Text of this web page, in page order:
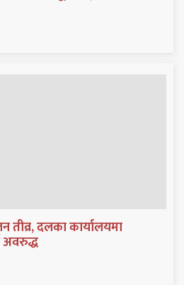
तीव्र, दलका कार्यालयमा
अवरुद्ध